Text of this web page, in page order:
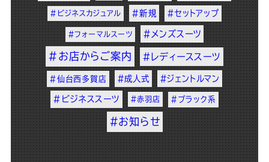
#ビジネスカジュアル #新規 #セットアップ
#フォーマルスーツ #メンズスーツ
#お店からご案内 #レディーススーツ
#仙台西多賀店 #成人式 #ジェントルマン
#ビジネススーツ #赤羽店 #ブラック系
#お知らせ